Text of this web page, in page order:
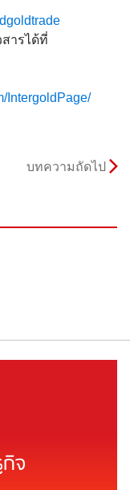
ารได้ที่
IntergoldPage/
บทความถัดไป
จ